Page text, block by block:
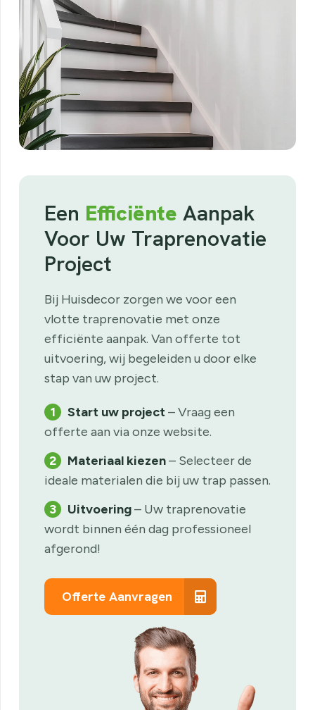
Een Efficiënte Aanpak
Voor Uw Traprenovatie
Project
Bij Huisdecor zorgen we voor een
vlotte traprenovatie met onze
efficiënte aanpak. Van offerte tot
uitvoering, wij begeleiden u door elke
stap van uw project.
1 Start uw project– Vraag een
offerte aan via onze website.
2
Materiaal kiezen– Selecteer de
ideale materialen die bij uw trap passen.
3
Uitvoering– Uw traprenovatie
wordt binnen één dag professioneel
afgerond!
Offerte Aanvragen